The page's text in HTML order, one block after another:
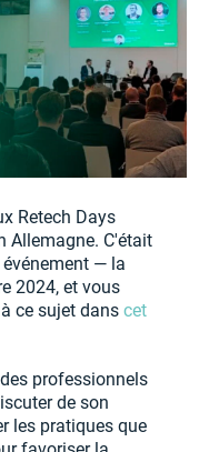
Retech Days
Allemagne. C'était
— la
2024, et vous
ce sujet dans cet
professionnels
de son
les pratiques que